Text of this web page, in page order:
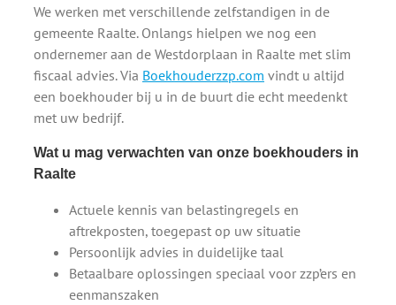
We werken met verschillende zelfstandigen in de
gemeente Raalte. Onlangs hielpen we nog een
ondernemer aan de Westdorplaan in Raalte met slim
fiscaal advies. Via Boekhouderzzp.com vindt u altijd
een boekhouder bij u in de buurt die echt meedenkt
met uw bedrijf.
Wat u mag verwachten van onze boekhouders in
Raalte
Actuele kennis van belastingregels en
aftrekposten, toegepast op uw situatie
Persoonlijk advies in duidelijke taal
Betaalbare oplossingen speciaal voor zzp’ers en
eenmanszaken